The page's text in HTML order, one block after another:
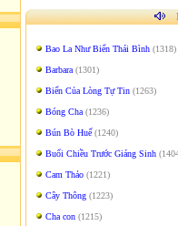
Bao La Như Biển Thái Bình (1318)
Barbara (1301)
Biển Của Lòng Tự Tin (1263)
Bóng Cha (1236)
Bún Bò Huế (1240)
Buổi Chiều Trước Giáng Sinh
Cam Thảo (1221)
Cây Thông (1223)
Cha con (1215)